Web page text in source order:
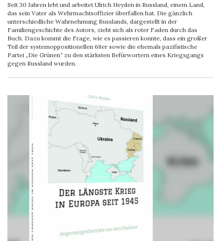
Seit 30 Jahren lebt und arbeitet Ulrich Heyden in Russland, einem Land,
das sein Vater als Wehrmachtsoffizier überfallen hat. Die gänzlich
unterschiedliche Wahrnehmung Russlands, dargestellt in der
Familiengeschichte des Autors, zieht sich als roter Faden durch das
Buch. Dazu kommt die Frage, wie es passieren konnte, dass ein großer
Teil der systemoppositionellen 68er sowie die ehemals pazifistische
Partei „Die Grünen“ zu den stärksten Befürwortern eines Kriegsgangs
gegen Russland wurden.